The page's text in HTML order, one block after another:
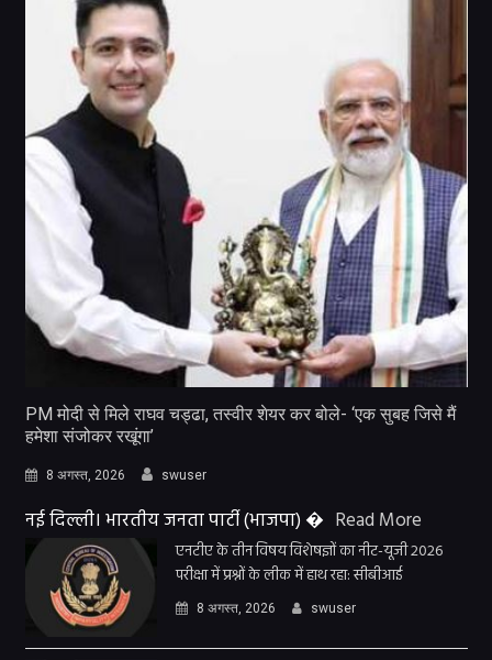
PM मोदी से मिले राघव चड्ढा, तस्वीर शेयर कर बोले- ‘एक सुबह जिसे मैं
हमेशा संजोकर रखूंगा’
8 अगस्त, 2026 swuser
नई दिल्ली। भारतीय जनता पार्टी (भाजपा) � Read More
एनटीए के तीन विषय विशेषज्ञों का नीट-यूजी 2026
परीक्षा में प्रश्नों के लीक में हाथ रहा: सीबीआई
8 अगस्त, 2026 swuser